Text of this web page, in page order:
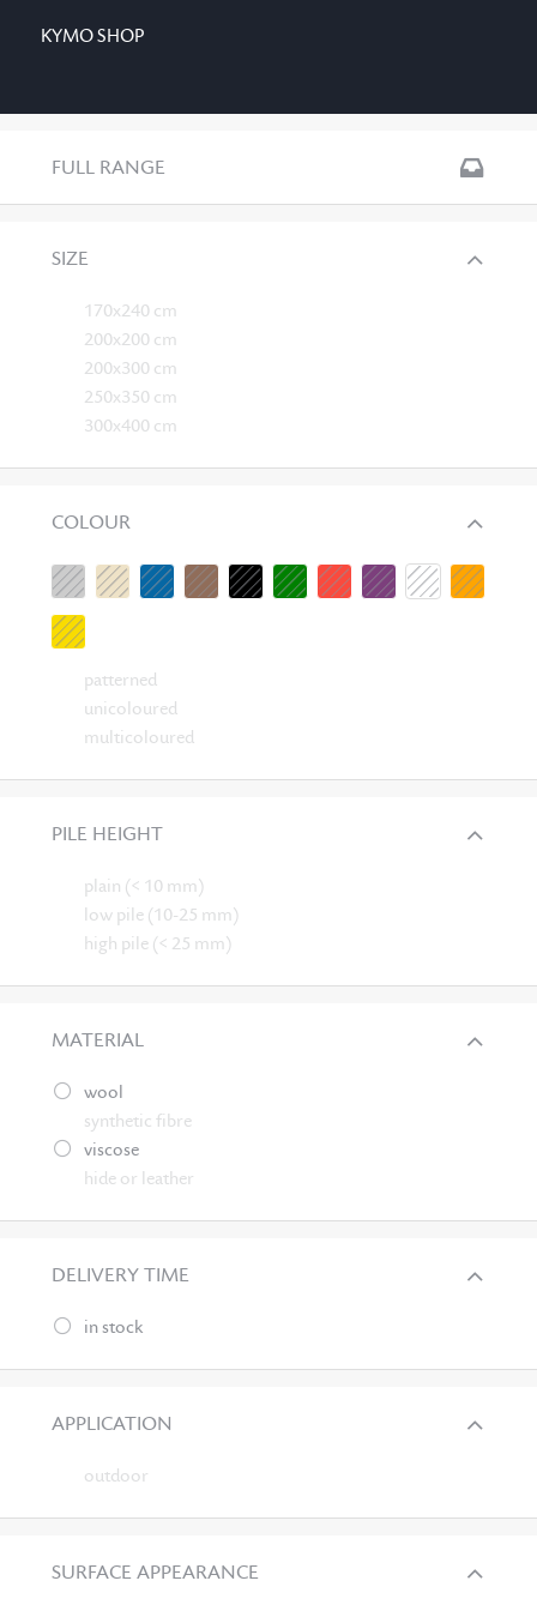
KYMO SHOP
FULL RANGE
SIZE
170x240 cm
200x200 cm
200x300 cm
250x350 cm
300x400 cm
COLOUR
patterned
unicoloured
multicoloured
PILE HEIGHT
plain (< 10 mm)
low pile (10-25 mm)
high pile (< 25 mm)
MATERIAL
wool
synthetic fibre
viscose
hide or leather
DELIVERY TIME
in stock
APPLICATION
outdoor
SURFACE APPEARANCE